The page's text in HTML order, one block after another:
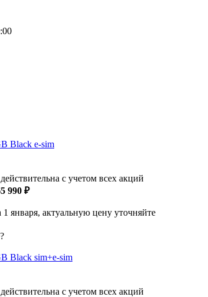
Black e-sim
с учетом всех акций
990 ₽
января, актуальную цену уточняйте
Black sim+e-sim
с учетом всех акций